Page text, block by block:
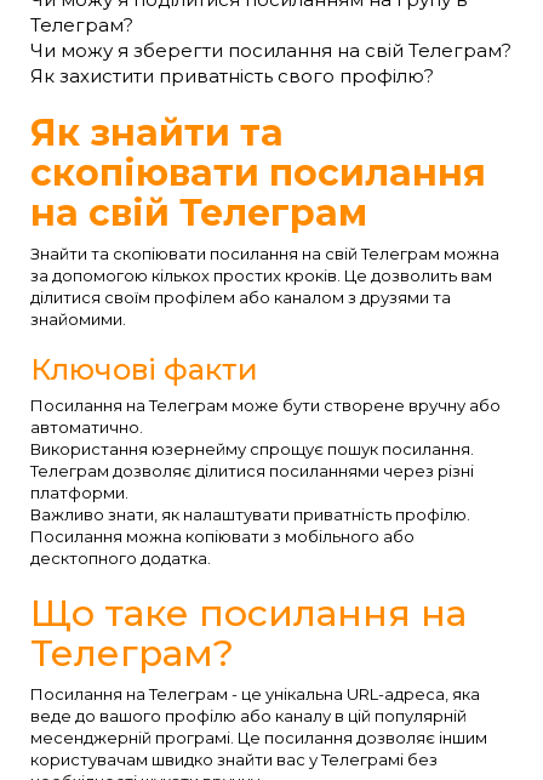
Телеграм?
Чи можу я зберегти посилання на свій Телеграм?
Як захистити приватність свого профілю?
Як знайти та
скопіювати посилання
на свій Телеграм
Знайти та скопіювати посилання на свій Телеграм можна
за допомогою кількох простих кроків. Це дозволить вам
ділитися своїм профілем або каналом з друзями та
знайомими.
Ключові факти
Посилання на Телеграм може бути створене вручну або
автоматично.
Використання юзернейму спрощує пошук посилання.
Телеграм дозволяє ділитися посиланнями через різні
платформи.
Важливо знати, як налаштувати приватність профілю.
Посилання можна копіювати з мобільного або
десктопного додатка.
Що таке посилання на
Телеграм?
Посилання на Телеграм - це унікальна URL-адреса, яка
веде до вашого профілю або каналу в цій популярній
месенджерній програмі. Це посилання дозволяє іншим
користувачам швидко знайти вас у Телеграмі без